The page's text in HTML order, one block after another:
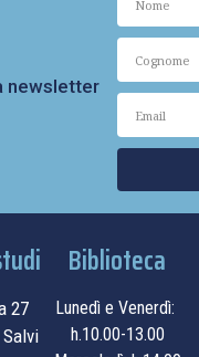
newsletter
27
Biblioteca
Lunedì e Venerdì:
h.10.00-13.00